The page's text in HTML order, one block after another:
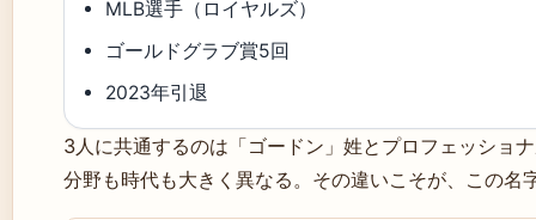
MLB選手（ロイヤルズ）
ゴールドグラブ賞5回
2023年引退
3人に共通するのは「ゴードン」姓とプロフェッショ
分野も時代も大きく異なる。その違いこそが、この名